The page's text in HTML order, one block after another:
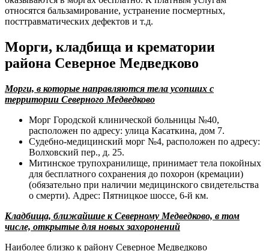
относятся бальзамирование, устранение посмертных,
посттравматических дефектов и т.д.
Морги, кладбища и крематории
района Северное Медведково
Морги, в которые направляются тела усопших с
территории Северного Медведково
Морг Городской клинической больницы №40,
расположен по адресу: улица Касаткина, дом 7.
Судебно-медицинский морг №4, расположен по адресу:
Волховский пер., д. 25.
Митинское трупохранилище, принимает тела покойных
для бесплатного сохранения до похорон (кремации)
(обязательно при наличии медицинского свидетельства
о смерти). Адрес: Пятницкое шоссе, 6-й км.
Кладбища, ближайшие к Северному Медведково, в том
числе, открытые для новых захоронений
Наиболее близко к району Северное Медведково